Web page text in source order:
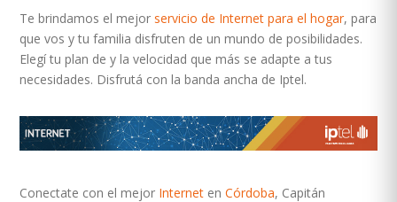
Te brindamos el mejor servicio de Internet para el hogar, para
que vos y tu familia disfruten de un mundo de posibilidades.
Elegí tu plan de y la velocidad que más se adapte a tus
necesidades. Disfrutá con la banda ancha de Iptel.
Conectate con el mejor Internet enCórdoba, Capitán